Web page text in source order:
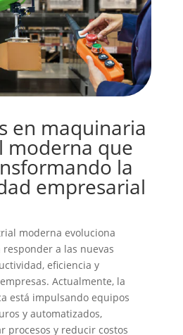
en maquinaria
moderna que
la
empresarial
moderna evoluciona
a las nuevas
eficiencia y
Actualmente, la
está impulsando equipos
y automatizados,
procesos y reducir costos